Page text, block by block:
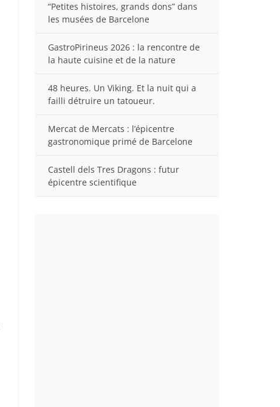
“Petites histoires, grands dons” dans
les musées de Barcelone
GastroPirineus 2026 : la rencontre de
la haute cuisine et de la nature
48 heures. Un Viking. Et la nuit qui a
failli détruire un tatoueur.
Mercat de Mercats : l’épicentre
gastronomique primé de Barcelone
Castell dels Tres Dragons : futur
épicentre scientifique